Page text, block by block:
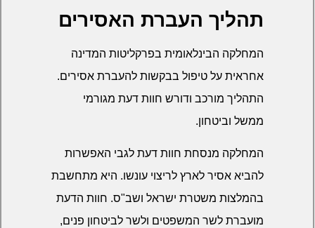
תהליך העברת האסירים
המחלקה הבינלאומית בפרקליטות המדינה
אחראית על טיפול בבקשות להעברת אסירים.
התהליך מורכב ודורש חוות דעת מגורמי
ממשל וביטחון.
המחלקה מנסחת חוות דעת לגבי האפשרות
להביא אסיר לארץ לריצוי עונשו. היא מתחשבת
בהמלצות משטרת ישראל ושב"ס. חוות הדעת
מועברת לשר המשפטים ולשר לביטחון פנים,